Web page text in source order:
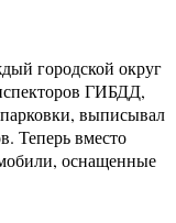
городской округ
ГИБДД,
выписывал
Теперь вместо
оснащенные